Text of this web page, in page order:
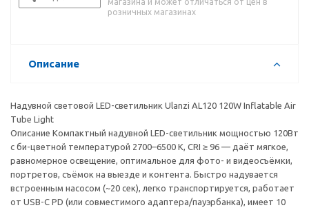
магазина и может отличаться от цен в
розничных магазинах
Описание
Надувной световой LED-светильник Ulanzi AL120 120W Inflatable Air
Tube Light
Описание Компактный надувной LED-светильник мощностью 120Вт
с би-цветной температурой 2700–6500 K, CRI ≥ 96 — даёт мягкое,
равномерное освещение, оптимальное для фото- и видеосъёмки,
портретов, съёмок на выезде и контента. Быстро надувается
встроенным насосом (~20 сек), легко транспортируется, работает
от USB-C PD (или совместимого адаптера/пауэрбанка), имеет 10